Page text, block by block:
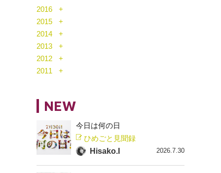
2016
2015
2014
2013
2012
2011
NEW
今日は何の日
ひめごと見聞録
Hisako.I
2026.7.30